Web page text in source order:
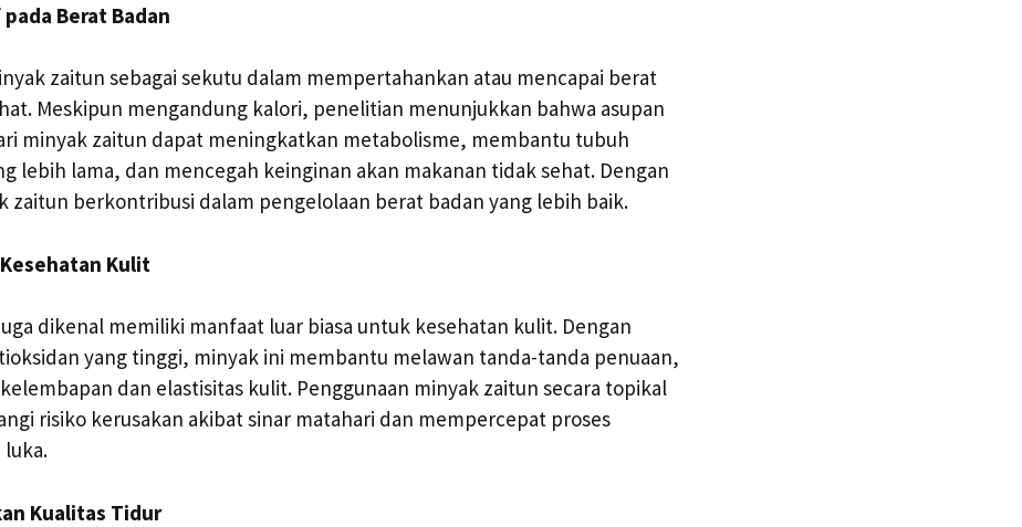
Berat Badan
zaitun sebagai sekutu dalam mempertahankan atau mencapai berat
Meskipun mengandung kalori, penelitian menunjukkan bahwa asupan
minyak zaitun dapat meningkatkan metabolisme, membantu tubuh
lebih lama, dan mencegah keinginan akan makanan tidak sehat. Dengan
zaitun berkontribusi dalam pengelolaan berat badan yang lebih baik.
Kulit
dikenal memiliki manfaat luar biasa untuk kesehatan kulit. Dengan
yang tinggi, minyak ini membantu melawan tanda-tanda penuaan,
dan elastisitas kulit. Penggunaan minyak zaitun secara topikal
risiko kerusakan akibat sinar matahari dan mempercepat proses
Kualitas Tidur